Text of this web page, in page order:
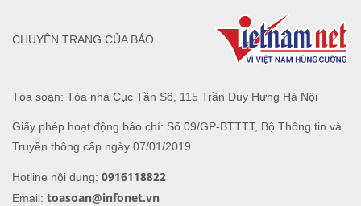
Tòa soạn: Tòa nhà Cục Tần Số, 115 Trần Duy Hưng Hà Nội
Giấy phép hoạt động báo chí: Số 09/GP-BTTTT, Bộ Thông tin và
Truyền thông cấp ngày 07/01/2019.
Hotline nội dung: 0916118822
Email: toasoan@infonet.vn
CHUYÊN TRANG CỦA BÁO